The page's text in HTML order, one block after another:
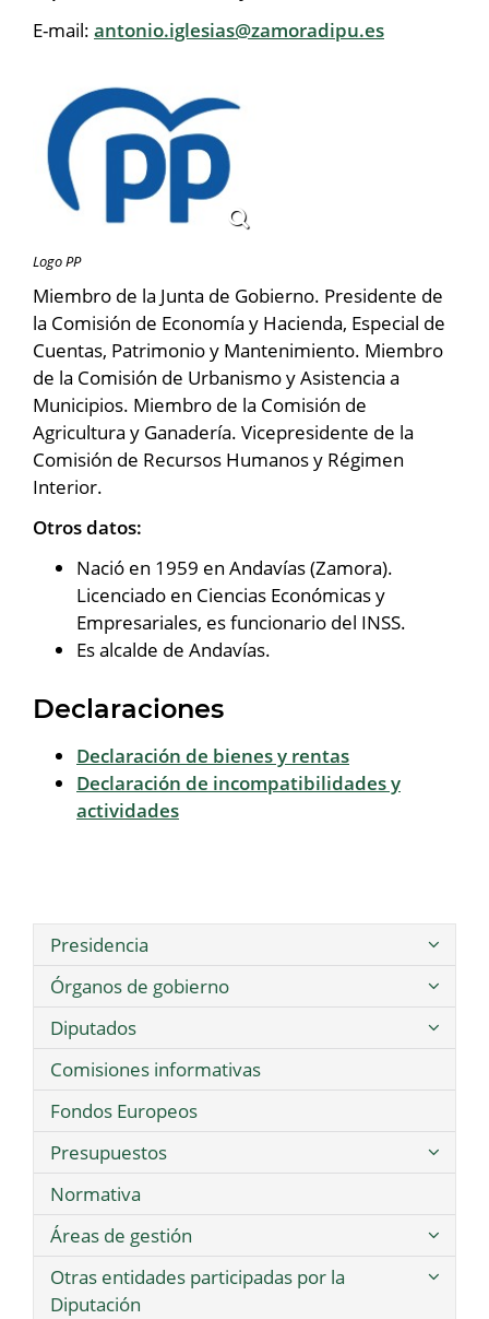
E-mail: antonio.iglesias@zamoradipu.es
Logo PP
Miembro de la Junta de Gobierno. Presidente de
la Comisión de Economía y Hacienda, Especial de
Cuentas, Patrimonio y Mantenimiento. Miembro
de la Comisión de Urbanismo y Asistencia a
Municipios. Miembro de la Comisión de
Agricultura y Ganadería. Vicepresidente de la
Comisión de Recursos Humanos y Régimen
Interior.
Otros datos:
Nació en 1959 en Andavías (Zamora).
Licenciado en Ciencias Económicas y
Empresariales, es funcionario del INSS.
Es alcalde de Andavías.
Declaraciones
Declaración de bienes y rentas
Declaración de incompatibilidades y
actividades
Presidencia
Órganos de gobierno
Diputados
Comisiones informativas
Fondos Europeos
Presupuestos
Normativa
Áreas de gestión
Otras entidades participadas por la
Diputación